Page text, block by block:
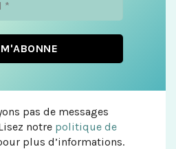
pas de messages
notre politique de
plus d’informations.